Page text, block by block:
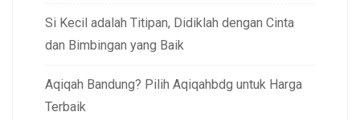
Si Kecil adalah Titipan, Didiklah dengan Cinta
dan Bimbingan yang Baik
Aqiqah Bandung? Pilih Aqiqahbdg untuk Harga
Terbaik